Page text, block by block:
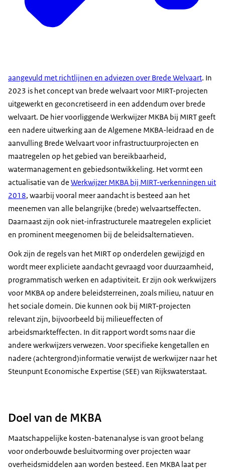
aangevuld met richtlijnen en adviezen over Brede Welvaart. In
2023 is het concept van brede welvaart voor MIRT-projecten
uitgewerkt en geconcretiseerd in een addendum over brede
welvaart. De hier voorliggende Werkwijzer MKBA bij MIRT geeft
een nadere uitwerking aan de Algemene MKBA-leidraad en de
aanvulling Brede Welvaart voor infrastructuurprojecten en
maatregelen op het gebied van bereikbaarheid,
watermanagement en gebiedsontwikkeling. Het vormt een
actualisatie van de Werkwijzer MKBA bij MIRT-verkenningen uit
2018, waarbij vooral meer aandacht is besteed aan het
meenemen van alle belangrijke (brede) welvaartseffecten.
Daarnaast zijn ook niet-infrastructurele maatregelen expliciet
en prominent meegenomen bij de beleidsalternatieven.
Ook zijn de regels van het MIRT op onderdelen gewijzigd en
wordt meer expliciete aandacht gevraagd voor duurzaamheid,
programmatisch werken en adaptiviteit. Er zijn ook werkwijzers
voor MKBA op andere beleidsterreinen, zoals milieu, natuur en
het sociale domein. Die kunnen ook bij MIRT-projecten
relevant zijn, bijvoorbeeld bij milieueffecten of
arbeidsmarkteffecten. In dit rapport wordt soms naar die
andere werkwijzers verwezen. Voor specifieke kengetallen en
nadere (achtergrond)informatie verwijst de werkwijzer naar het
Steunpunt Economische Expertise (SEE) van Rijkswaterstaat.
Doel van de MKBA
Maatschappelijke kosten-batenanalyse is van groot belang
voor onderbouwde besluitvorming over projecten waar
overheidsmiddelen aan worden besteed. Een MKBA laat per